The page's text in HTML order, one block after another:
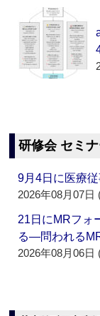
研修会 セミ
9月4日に医療
2026年08月07日
21日にMRフォ
る―問われる
2026年08月06日